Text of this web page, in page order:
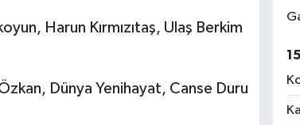
Harun Kırmızıtaş, Ulaş Berkim
Dünya Yenihayat, Canse Duru